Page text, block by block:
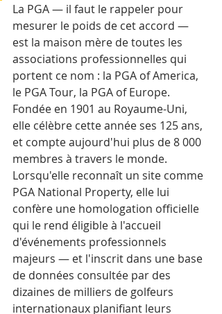
La PGA — il faut le rappeler pour
mesurer le poids de cet accord —
est la maison mère de toutes les
associations professionnelles qui
portent ce nom : la PGA of America,
le PGA Tour, la PGA of Europe.
Fondée en 1901 au Royaume-Uni,
elle célèbre cette année ses 125 ans,
et compte aujourd'hui plus de 8 000
membres à travers le monde.
Lorsqu'elle reconnaît un site comme
PGA National Property, elle lui
confère une homologation officielle
qui le rend éligible à l'accueil
d'événements professionnels
majeurs — et l'inscrit dans une base
de données consultée par des
dizaines de milliers de golfeurs
internationaux planifiant leurs